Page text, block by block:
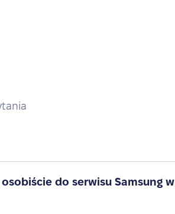
do serwisu Samsung w